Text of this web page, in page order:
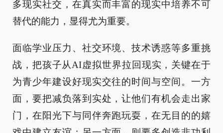
多现实社交，在真实而丰富的现实中培养不可
替代的能力，显得尤为重要。
面临学业压力、社交环境、技术诱惑等多重挑
战，把孩子从AI虚拟世界拉回现实，关键在于
为青少年建设好现实交往的时间与空间。一方
面，要把减负落到实处，让他们有机会走出家
门，在阳光下与同伴奔跑玩耍，在无目的的嬉